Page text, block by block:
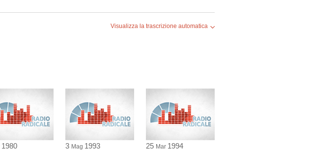
Visualizza la trascrizione automatica
1980 3 Mag 1993 25 Mar 1994